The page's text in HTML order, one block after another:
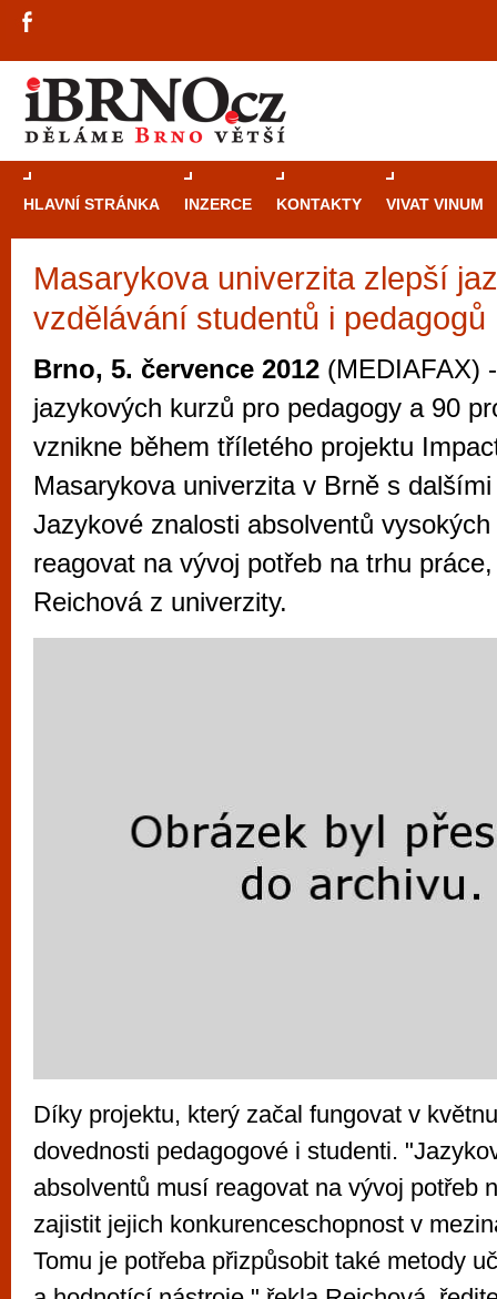
HLAVNÍ STRÁNKA INZERCE KONTAKTY VIVAT VINUM
Masarykova univerzita zlepší
vzdělávání studentů i pedagogů
Brno, 5. července 2012 (MEDIAFAX)
jazykových kurzů pro pedagogy a 90
vznikne během tříletého projektu
Masarykova univerzita v Brně s
Jazykové znalosti absolventů
reagovat na vývoj potřeb na trhu
Reichová z univerzity.
Díky projektu, který začal fungovat v
dovednosti pedagogové i studenti.
absolventů musí reagovat na vývoj potřeb
zajistit jejich konkurenceschopnost v
Tomu je potřeba přizpůsobit také metody
Průvodce
Brně: Od
Brno je
zajímavé
restaurace,
Mimo jiné je ale také místem, kde si
vyzkoušet různé kasinové hry. V
metropoli naleznete širokou nabídku her
po moderní automaty jak pro pravidelné
příležitostné hráče. V...